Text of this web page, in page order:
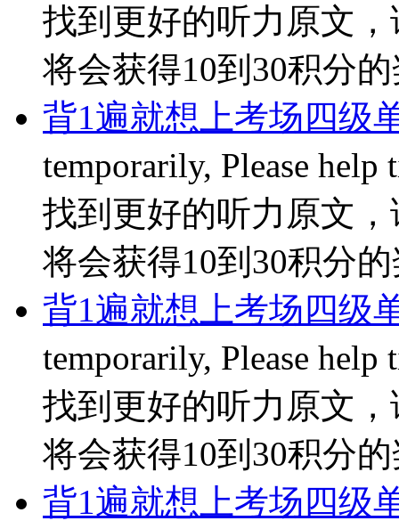
找到更好的听力原文
将会获得10到30积分
背1遍就想上考场四级
temporarily, Please
找到更好的听力原文
将会获得10到30积分
背1遍就想上考场四级
temporarily, Please
找到更好的听力原文
将会获得10到30积分
背1遍就想上考场四级